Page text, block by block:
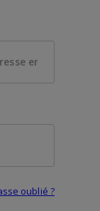
oublié ?